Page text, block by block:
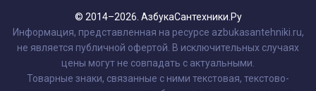
© 2014–2026. АзбукаСантехники.Ру
Информация, представленная на ресурсе azbukasantehniki.ru,
не является публичной офертой. В исключительных случаях
цены могут не совпадать с актуальными.
Товарные знаки, связанные с ними текстовая, текстово-